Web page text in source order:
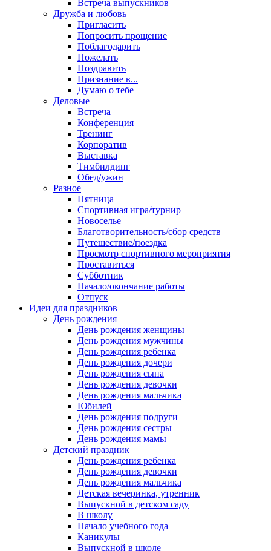
Встреча выпускников
Дружба и любовь
Пригласить
Попросить прощение
Поблагодарить
Пожелать
Поздравить
Признание в...
Думаю о тебе
Деловые
Встреча
Конференция
Тренинг
Корпоратив
Выставка
Тимбилдинг
Обед/ужин
Разное
Пятница
Спортивная игра/турнир
Новоселье
Благотворительность/сбор средств
Путешествие/поездка
Просмотр спортивного мероприятия
Проставиться
Субботник
Начало/окончание работы
Отпуск
Идеи для праздников
День рождения
День рождения женщины
День рождения мужчины
День рождения ребенка
День рождения дочери
День рождения сына
День рождения девочки
День рождения мальчика
Юбилей
День рождения подруги
День рождения сестры
День рождения мамы
Детский праздник
День рождения ребенка
День рождения девочки
День рождения мальчика
Детская вечеринка, утренник
Выпускной в детском саду
В школу
Начало учебного года
Каникулы
Выпускной в школе